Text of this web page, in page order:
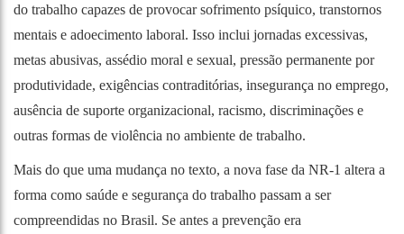
do trabalho capazes de provocar sofrimento psíquico, transtornos
mentais e adoecimento laboral. Isso inclui jornadas excessivas,
metas abusivas, assédio moral e sexual, pressão permanente por
produtividade, exigências contraditórias, insegurança no emprego,
ausência de suporte organizacional, racismo, discriminações e
outras formas de violência no ambiente de trabalho.
Mais do que uma mudança no texto, a nova fase da NR-1 altera a
forma como saúde e segurança do trabalho passam a ser
compreendidas no Brasil. Se antes a prevenção era